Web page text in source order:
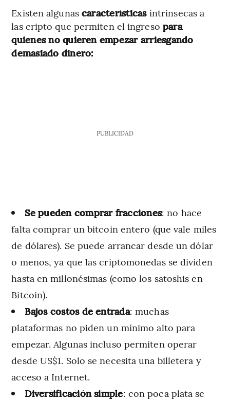
Existen algunas características intrínsecas a
las cripto que permiten el ingreso para
quienes no quieren empezar arriesgando
demasiado dinero:
PUBLICIDAD
Se pueden comprar fracciones: no hace
falta comprar un bitcoin entero (que vale miles
de dólares). Se puede arrancar desde un dólar
o menos, ya que las criptomonedas se dividen
hasta en millonésimas (como los satoshis en
Bitcoin).
Bajos costos de entrada: muchas
plataformas no piden un mínimo alto para
empezar. Algunas incluso permiten operar
desde US$1. Solo se necesita una billetera y
acceso a Internet.
Diversificación simple: con poca plata se